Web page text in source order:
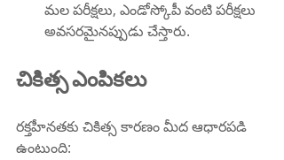
మల పరీక్షలు, ఎండోస్కోపీ వంటి పరీక్షలు
అవసరమైనప్పుడు చేస్తారు.
చికిత్స ఎంపికలు
రక్తహీనతకు చికిత్స కారణం మీద ఆధారపడి
ఉంటుంది: